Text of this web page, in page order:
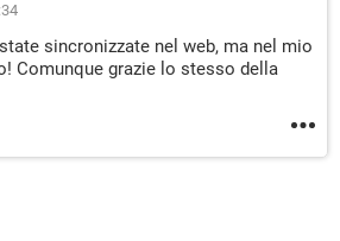
sincronizzate nel web, ma nel mio
Comunque grazie lo stesso della